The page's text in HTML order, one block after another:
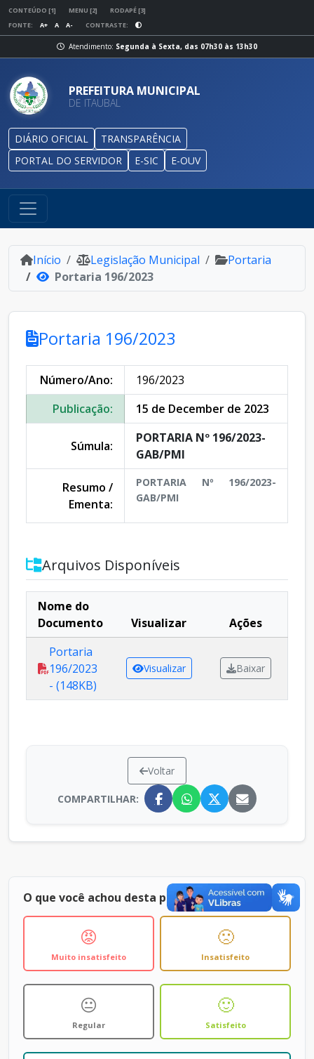
CONTEÚDO [1] MENU [2]
RODAPÉ [3]
FONTE:
A+ A A- CONTRASTE:
Atendimento: Segunda à Sexta, das 07h30 às 13h30
PREFEITURA MUNICIPAL
DE ITAUBAL
DIÁRIO OFICIAL
TRANSPARÊNCIA
PORTAL DO SERVIDOR
E-SIC E-OUV
Início Legislação Municipal
Portaria
Portaria 196/2023
Portaria 196/2023
Número/Ano:
196/2023
Publicação:
15 de December de 2023
Súmula:
PORTARIA Nº 196/2023-
GAB/PMI
Resumo /
Ementa:
PORTARIA Nº 196/2023-
GAB/PMI
Arquivos Disponíveis
Nome do
Documento
Visualizar
Ações
Portaria
196/2023
- (148KB)
Visualizar Baixar
Voltar
COMPARTILHAR:
O que você achou desta página ?
😡
Muito insatisfeito
🙁
Insatisfeito
😐
Regular
🙂
Satisfeito